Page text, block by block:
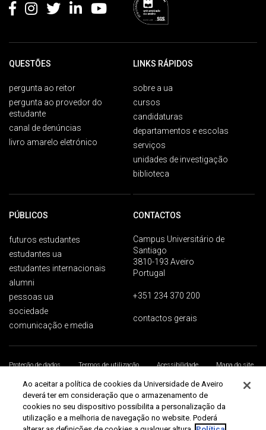
QUESTÕES
pergunta ao reitor
pergunta ao provedor do
estudante
canal de denúncias
livro amarelo eletrónico
LINKS RÁPIDOS
sobre a ua
cursos
candidaturas
departamentos e escolas
serviços
unidades de investigação
biblioteca
PÚBLICOS
futuros estudantes
estudantes ua
estudantes internacionais
alumni
pessoas ua
sociedade
comunicação e media
CONTACTOS
Campus Universitário de
Santiago
3810-193 Aveiro
Portugal
+351 234 370 200
contactos gerais
Proteção de dados Termos de utilização Acessibilidade
Mapa do site
Universidade de Aveiro 2026
Ao aceitar a política de cookies da Universidade de Aveiro
deverá ter em consideração que o armazenamento de
cookies no seu dispositivo possibilita a personalização da
utilização e a melhoria de navegação no website. Poderá